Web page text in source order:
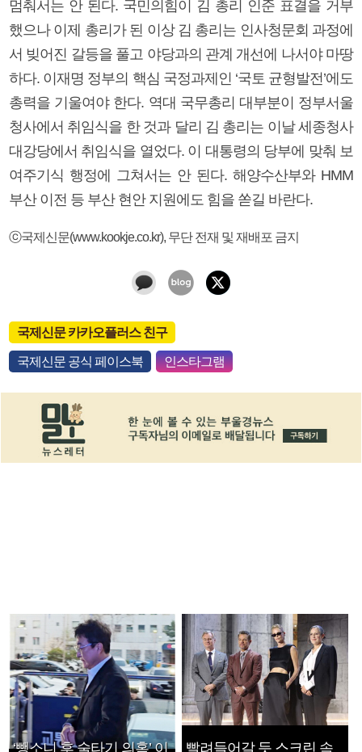
멈춰서는 안 된다. 국민의힘이 김 총리 인준 표결을 거부
했으나 이제 총리가 된 이상 김 총리는 인사청문회 과정에
서 빚어진 갈등을 풀고 야당과의 관계 개선에 나서야 마땅
하다. 이재명 정부의 핵심 국정과제인 ‘국토 균형발전’에도
총력을 기울여야 한다. 역대 국무총리 대부분이 정부서울
청사에서 취임식을 한 것과 달리 김 총리는 이날 세종청사
대강당에서 취임식을 열었다. 이 대통령의 당부에 맞춰 보
여주기식 행정에 그쳐서는 안 된다. 해양수산부와 HMM
부산 이전 등 부산 현안 지원에도 힘을 쏟길 바란다.
ⓒ국제신문(www.kookje.co.kr), 무단 전재 및 재배포 금지
국제신문 카카오플러스 친구
국제신문 공식 페이스북 인스타그램
‘뺑소니 후 술타기 의혹’ 이 빨려들어갈 듯 스크린 속